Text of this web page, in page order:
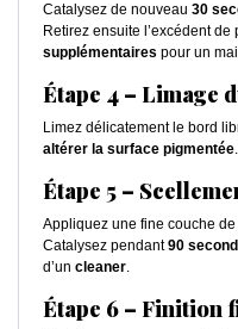
Catalysez de nouveau 30
Retirez ensuite l’excédent de
supplémentaires pour un
Étape 4 – Limage
Limez délicatement le bord
altérer la surface pigmentée.
Étape 5 –
Appliquez une fine couche de
Catalysez pendant90
d’un cleaner.
Étape 6 – Finition